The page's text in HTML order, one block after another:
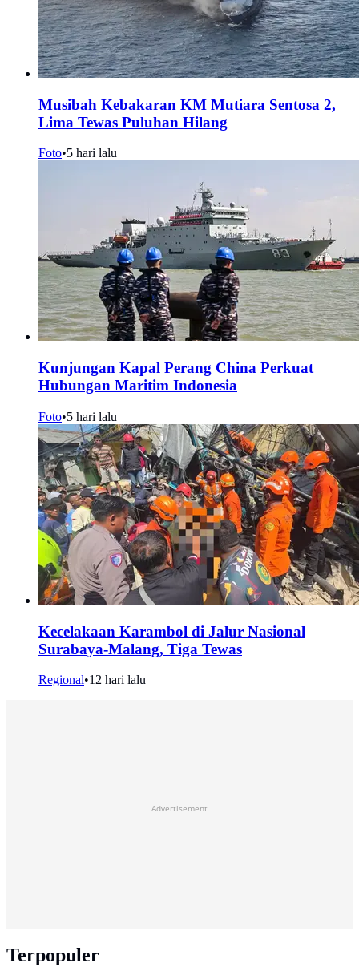
Musibah Kebakaran KM Mutiara Sentosa 2,
Lima Tewas Puluhan Hilang
Foto•5 hari lalu
Kunjungan Kapal Perang China Perkuat
Hubungan Maritim Indonesia
Foto•5 hari lalu
Kecelakaan Karambol di Jalur Nasional
Surabaya-Malang, Tiga Tewas
Regional•12 hari lalu
Advertisement
Terpopuler